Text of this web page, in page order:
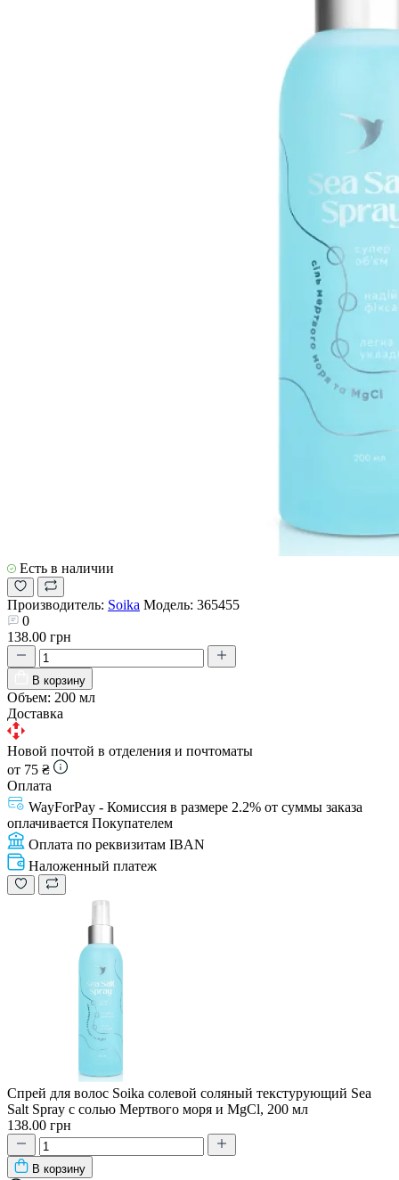
Есть в наличии
Производитель: Soika Модель: 365455
0
138.00 грн
В корзину
Объем: 200 мл
Доставка
Новой почтой в отделения и почтоматы
от 75 ₴
Оплата
WayForPay - Комиссия в размере 2.2% от суммы заказа
оплачивается Покупателем
Оплата по реквизитам IBAN
Наложенный платеж
Спрей для волос Soika солевой соляный текстурующий Sea
Salt Spray с солью Мертвого моря и MgCl, 200 мл
138.00 грн
В корзину